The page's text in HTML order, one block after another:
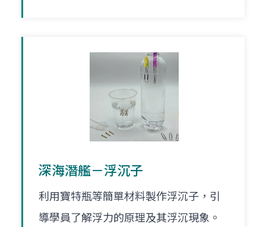
深海潛艦－浮沉子
利用寶特瓶等簡單材料製作浮沉子，引
導學員了解浮力的原理及其浮沉現象。